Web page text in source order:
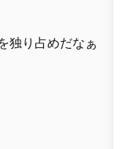
独り占めだなぁ